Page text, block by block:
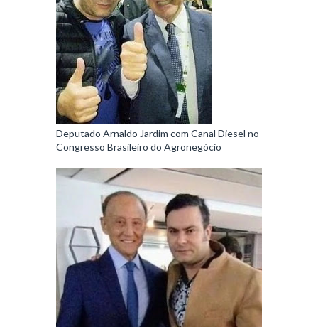
Deputado Arnaldo Jardim com Canal Diesel no
Congresso Brasileiro do Agronegócio